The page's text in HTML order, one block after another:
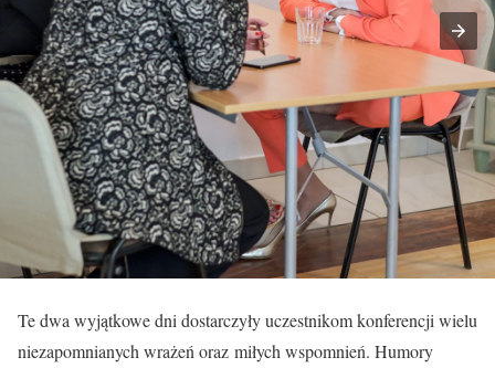
Te dwa wyjątkowe dni dostarczyły uczestnikom konferencji wielu
niezapomnianych wrażeń oraz miłych wspomnień. Humory